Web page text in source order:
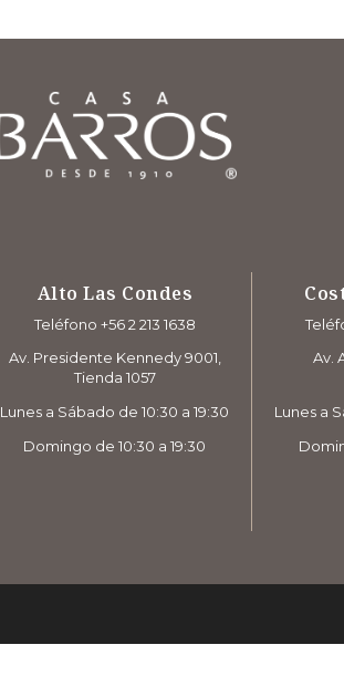
Alto Las Condes
Teléfono +56 2 213 1638
Av. Presidente Kennedy 9001,
Tienda 1057
Lunes a Sábado de 10:30 a 19:30
Domingo de 10:30 a 19:30
Av.
Lunes a